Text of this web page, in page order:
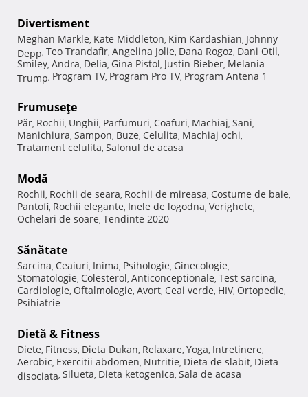
Divertisment
Meghan Markle, Kate Middleton, Kim Kardashian, Johnny
Depp, Teo Trandafir, Angelina Jolie, Dana Rogoz, Dani Otil,
Smiley, Andra, Delia, Gina Pistol, Justin Bieber, Melania
Trump, Program TV, Program Pro TV, Program Antena 1
Frumuseţe
Păr, Rochii, Unghii, Parfumuri, Coafuri, Machiaj, Sani,
Manichiura, Sampon, Buze, Celulita, Machiaj ochi,
Tratament celulita, Salonul de acasa
Modă
Rochii, Rochii de seara, Rochii de mireasa, Costume de baie,
Pantofi, Rochii elegante, Inele de logodna, Verighete,
Ochelari de soare, Tendinte 2020
Sănătate
Sarcina, Ceaiuri, Inima, Psihologie, Ginecologie,
Stomatologie, Colesterol, Anticonceptionale, Test sarcina,
Cardiologie, Oftalmologie, Avort, Ceai verde, HIV, Ortopedie,
Psihiatrie
Dietă & Fitness
Diete, Fitness, Dieta Dukan, Relaxare, Yoga, Intretinere,
Aerobic, Exercitii abdomen, Nutritie, Dieta de slabit, Dieta
disociata, Silueta, Dieta ketogenica, Sala de acasa